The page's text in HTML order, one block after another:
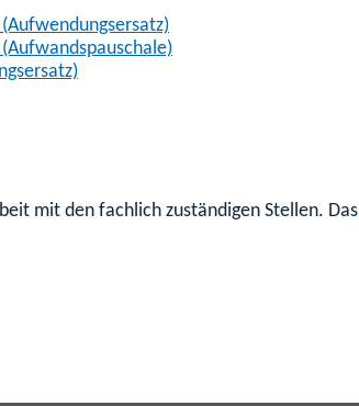
mit den fachlich zuständigen Stellen. Das